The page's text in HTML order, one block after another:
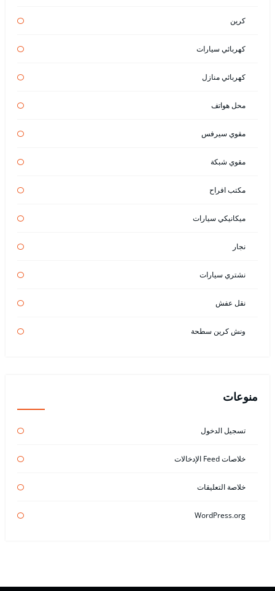
كرين
كهربائي سيارات
كهربائي منازل
محل هواتف
مقوي سيرفس
مقوي شبكة
مكتب افراح
ميكانيكي سيارات
نجار
نشتري سيارات
نقل عفش
ونش كرين سطحة
منوعات
تسجيل الدخول
خلاصات Feed الإدخالات
خلاصة التعليقات
WordPress.org